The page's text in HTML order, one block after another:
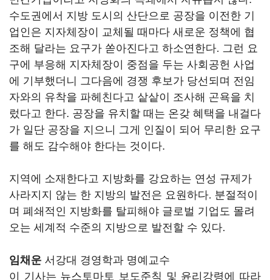
수도권에서 지방 도시의 산단으로 공장을 이전한 기
업인은 지자체장이 교체될 때마다 새로운 정책에 협
조해 달라는 요구가 쏟아진다고 하소연한다. 그런 요
구에 부응해 지자체장이 중점을 두는 사회공헌 사업
에 기부했더니 그다음에 경쟁 후보가 당선되며 전임
자와의 유착을 파헤친다고 샅샅이 조사해 곤욕을 치
렀다고 한다. 공장을 유치할 때는 온갖 혜택을 내걸다
가 일단 공장을 지으니 그게 인질이 되어 무리한 요구
를 해도 감수해야 한다는 것이다.
지역에 소재한다고 지방화를 강요하는 연성 규제가
사라지지 않는 한 지방의 발전은 요원하다. 분절적이
며 폐쇄적인 지방화를 탈피해야 글로벌 기업도 몰려
오는 세계적 수준의 지방으로 발전할 수 있다.
임채운 서강대 경영학과 명예교수
이 기사는 뉴스토마토 보도준칙 및 윤리강령에 따라